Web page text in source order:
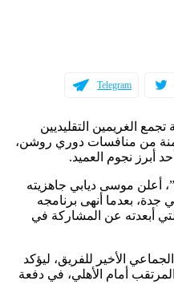
Telegram
تجمع الغريمين التقليديين
من منافسات دوري روشن،
أبرز نجوم العميد.
أعلن موسى ديابي جاهزيته
جدة، بعدما أنهى برنامجه
أبعدته عن المشاركة في
الأخير للفريق، ليؤكد
المرتقب أمام الأهلي، في دفعة